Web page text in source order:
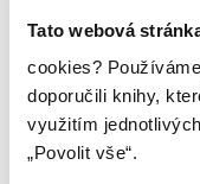
Tato webová
cookies?
doporučili knihy,
využitím
„Povolit vše“.